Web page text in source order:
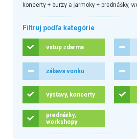
koncerty + burzy a jarmoky + prednášky,
Filtruj podľa kategórie
vstup zdarma
zábava vonku
výstavy, koncerty
prednášky,
workshopy